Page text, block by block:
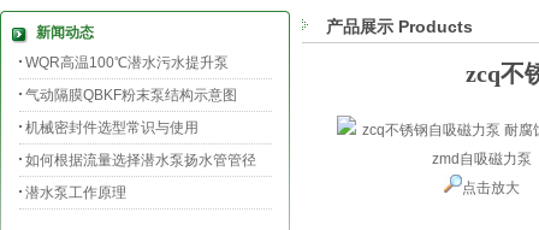
新闻动态
WQR高温100℃潜水污水提升泵
气动隔膜QBKF粉末泵结构示意图
机械密封件选型常识与使用
如何根据流量选择潜水泵扬水管管径
潜水泵工作原理
产品展示 Products
zcq不
点击放大